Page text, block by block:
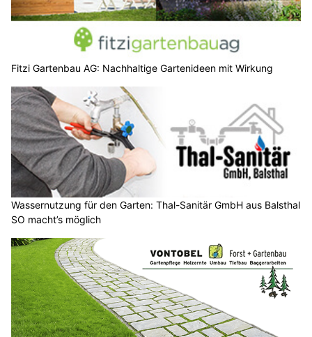
Fitzi Gartenbau AG: Nachhaltige Gartenideen mit Wirkung
Wassernutzung für den Garten: Thal-Sanitär GmbH aus Balsthal
SO macht’s möglich